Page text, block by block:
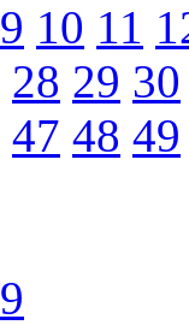
9 10 11
28 29 30
47 48 49
9